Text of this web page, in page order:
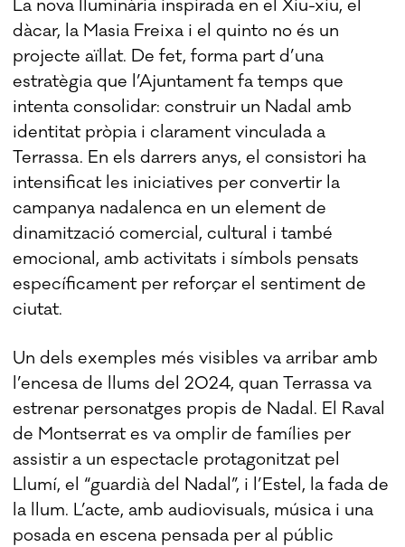
La nova lluminària inspirada en el Xiu-xiu, el
dàcar, la Masia Freixa i el quinto no és un
projecte aïllat. De fet, forma part d’una
estratègia que l’Ajuntament fa temps que
intenta consolidar: construir un Nadal amb
identitat pròpia i clarament vinculada a
Terrassa. En els darrers anys, el consistori ha
intensificat les iniciatives per convertir la
campanya nadalenca en un element de
dinamització comercial, cultural i també
emocional, amb activitats i símbols pensats
específicament per reforçar el sentiment de
ciutat.
Un dels exemples més visibles va arribar amb
l’encesa de llums del 2024, quan Terrassa va
estrenar personatges propis de Nadal. El Raval
de Montserrat es va omplir de famílies per
assistir a un espectacle protagonitzat pel
Llumí, el “guardià del Nadal”, i l’Estel, la fada de
la llum. L’acte, amb audiovisuals, música i una
posada en escena pensada per al públic